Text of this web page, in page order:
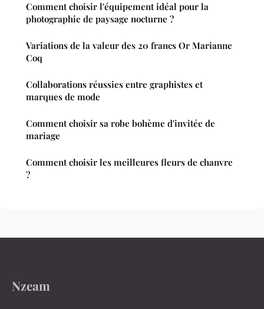
Comment choisir l'équipement idéal pour la
photographie de paysage nocturne ?
Variations de la valeur des 20 francs Or Marianne
Coq
Collaborations réussies entre graphistes et
marques de mode
Comment choisir sa robe bohème d'invitée de
mariage
Comment choisir les meilleures fleurs de chanvre
?
Nzeam